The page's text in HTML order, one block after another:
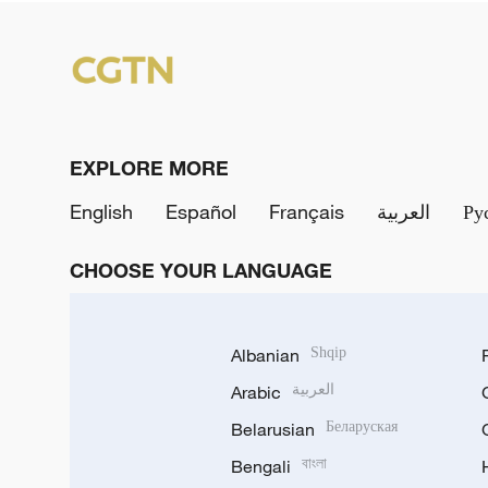
EXPLORE MORE
English
Español Français العربية
CHOOSE YOUR LANGUAGE
Albanian Shqip
Arabic العربية
Belarusian Беларуская
Bengali বাংলা